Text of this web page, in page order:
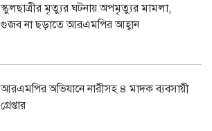
স্কুলছাত্রীর মৃত্যুর ঘটনায় অপমৃত্যুর মামলা,
গুজব না ছড়াতে আরএমপির আহ্বান
আরএমপির অভিযানে নারীসহ ৪ মাদক ব্যবসায়ী
গ্রেপ্তার